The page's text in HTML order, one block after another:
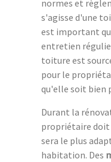
normes et
s'agisse d'une
est important
entretien
toiture est
pour le
qu'elle soit bien
Durant la
propriétaire doit
sera le plus
habitation. Des